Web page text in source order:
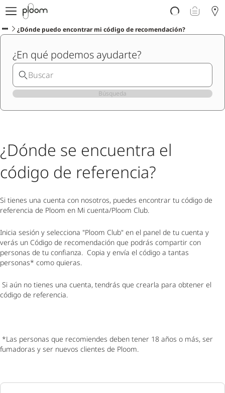
Descubre Ploom AURA
Tienda
Ploom Club
Blog
Ayuda y soporte
Localiza tu tienda
¿Dónde puedo encontrar mi código de recomendación?
¿En qué podemos ayudarte?
Búsqueda
¿Dónde se encuentra el
código de referencia?
Si tienes una cuenta con nosotros, puedes encontrar tu código de
referencia de Ploom en Mi cuenta/Ploom Club.
Inicia sesión y selecciona "Ploom Club" en el panel de tu cuenta y
verás un Código de recomendación que podrás compartir con
personas de tu confianza. Copia y envía el código a tantas
personas* como quieras.
Si aún no tienes una cuenta, tendrás que crearla para obtener el
código de referencia.
*Las personas que recomiendes deben tener 18 años o más, ser
fumadoras y ser nuevos clientes de Ploom.